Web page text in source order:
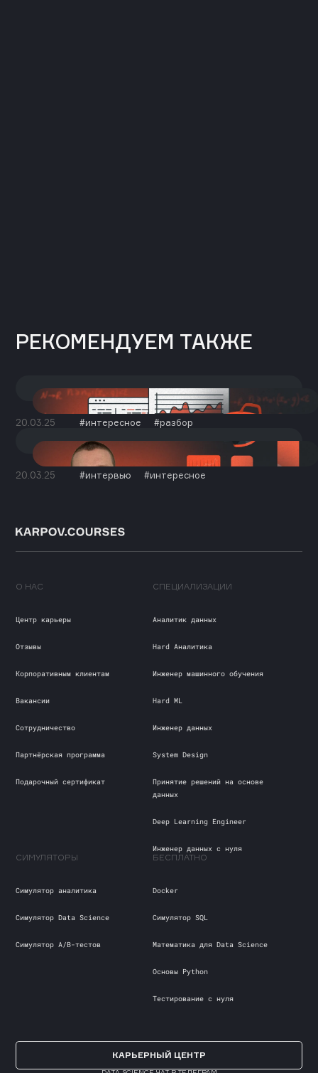
РЕКОМЕНДУЕМ ТАКЖЕ
20.03.25 интересное разбор
20.03.25 интервью интересное
О НАС
Центр карьеры
Отзывы
Корпоративным клиентам
Вакансии
Сотрудничество
Партнёрская программа
Подарочный сертификат
СПЕЦИАЛИЗАЦИИ
Аналитик данных
Hard Аналитика
Инженер машинного обучения
Hard ML
Инженер данных
System Design
Принятие решений на основе
данных
Deep Learning Engineer
Инженер данных с нуля
СИМУЛЯТОРЫ
Симулятор аналитика
Симулятор Data Science
Симулятор А/В-тестов
БЕСПЛАТНО
Docker
Cимулятор SQL
Математика для Data Science
Основы Python
Тестирование с нуля
КАРЬЕРНЫЙ ЦЕНТР